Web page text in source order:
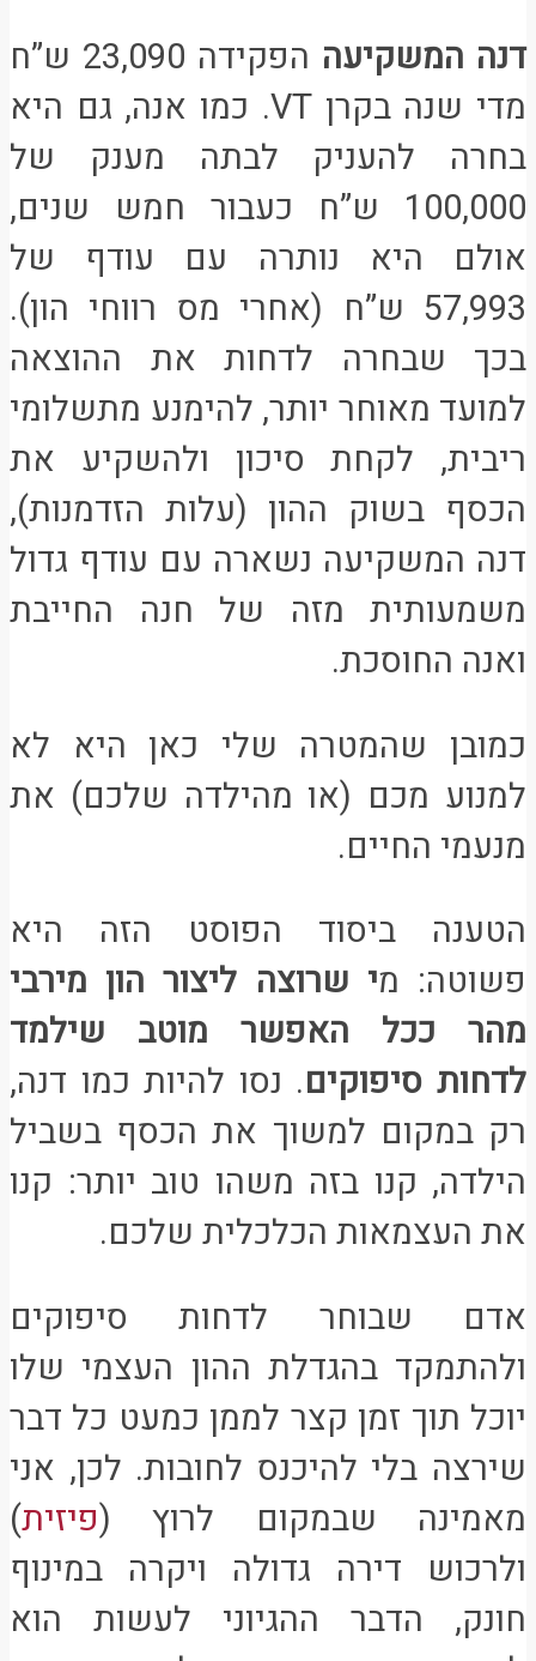
דנה המשקיעה
הפקידה 23,090 ש”ח
מדי שנה בקרן VT. כמו אנה, גם היא
בחרה להעניק לבתה מענק של
100,000 ש”ח כעבור חמש שנים,
אולם היא נותרה עם עודף של
57,993 ש”ח (אחרי מס רווחי הון).
בכך שבחרה לדחות את ההוצאה
למועד מאוחר יותר, להימנע מתשלומי
ריבית, לקחת סיכון ולהשקיע את
הכסף בשוק ההון (עלות הזדמנות),
דנה המשקיעה נשארה עם עודף גדול
משמעותית מזה של חנה החייבת
ואנה החוסכת.
כמובן שהמטרה שלי כאן היא לא
למנוע מכם (או מהילדה שלכם) את
מנעמי החיים.
הטענה ביסוד הפוסט הזה היא
פשוטה: מי שרוצה ליצור הון מירבי
מהר ככל האפשר מוטב שילמד
לדחות סיפוקים. נסו להיות כמו דנה,
רק במקום למשוך את הכסף בשביל
הילדה, קנו בזה משהו טוב יותר: קנו
את העצמאות הכלכלית שלכם.
אדם שבוחר לדחות סיפוקים
ולהתמקד בהגדלת ההון העצמי שלו
יוכל תוך זמן קצר לממן כמעט כל דבר
שירצה בלי להיכנס לחובות. לכן, אני
מאמינה שבמקום לרוץ (פיזית)
ולרכוש דירה גדולה ויקרה במינוף
חונק, הדבר ההגיוני לעשות הוא